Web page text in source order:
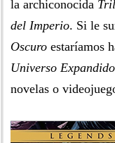
la archiconocida
del Imperio. Si le
Oscuro estaríamos
Universo Expandido
novelas o